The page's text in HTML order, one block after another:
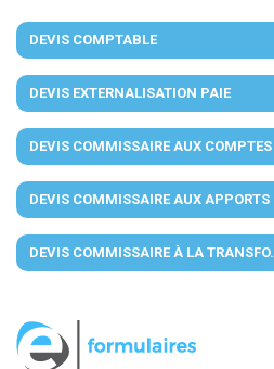
DEVIS COMPTABLE
DEVIS EXTERNALISATION PAIE
DEVIS COMMISSAIRE AUX COMPTES
DEVIS COMMISSAIRE AUX APPORTS
DEVIS COMMISSAIRE À LA TRANSFO.